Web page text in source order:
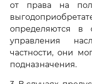
от права на
определяются в
управления
частности, они
подназначения.